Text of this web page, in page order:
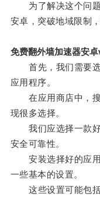
为了解决这个问题
安卓，突破地域限制
免费翻外墙加速器安
首先，我们需要选
应用程序。
在应用商店中，搜
现很多选择。
我们应选择一款好
安全可靠性。
安装选择好的应用
一些基本的设置。
这些设置可能包括